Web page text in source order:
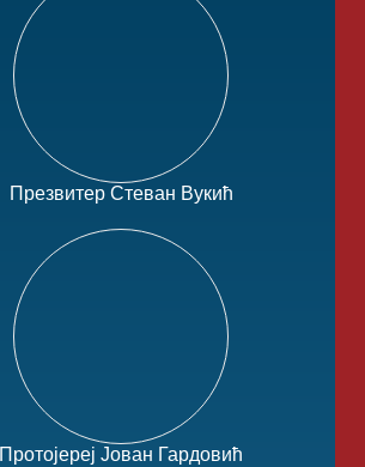
Презвитер Стеван Вукић
Протојереј Јован Гардовић